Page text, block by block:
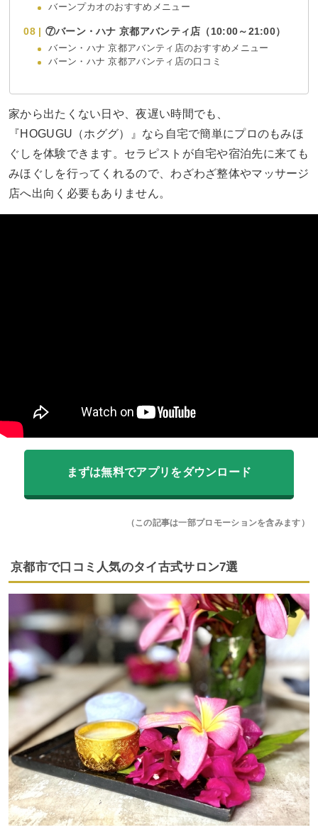
バーンプカオのおすすめメニュー
⑦バーン・ハナ 京都アバンティ店（10:00～21:00）
バーン・ハナ 京都アバンティ店のおすすめメニュー
バーン・ハナ 京都アバンティ店の口コミ
家から出たくない日や、夜遅い時間でも、
『HOGUGU（ホググ）』なら自宅で簡単にプロのもみほ
ぐしを体験できます。セラピストが自宅や宿泊先に来ても
みほぐしを行ってくれるので、わざわざ整体やマッサージ
店へ出向く必要もありません。
まずは無料でアプリをダウンロード
（この記事は一部プロモーションを含みます）
京都市で口コミ人気のタイ古式サロン7選